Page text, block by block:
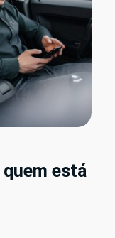
está